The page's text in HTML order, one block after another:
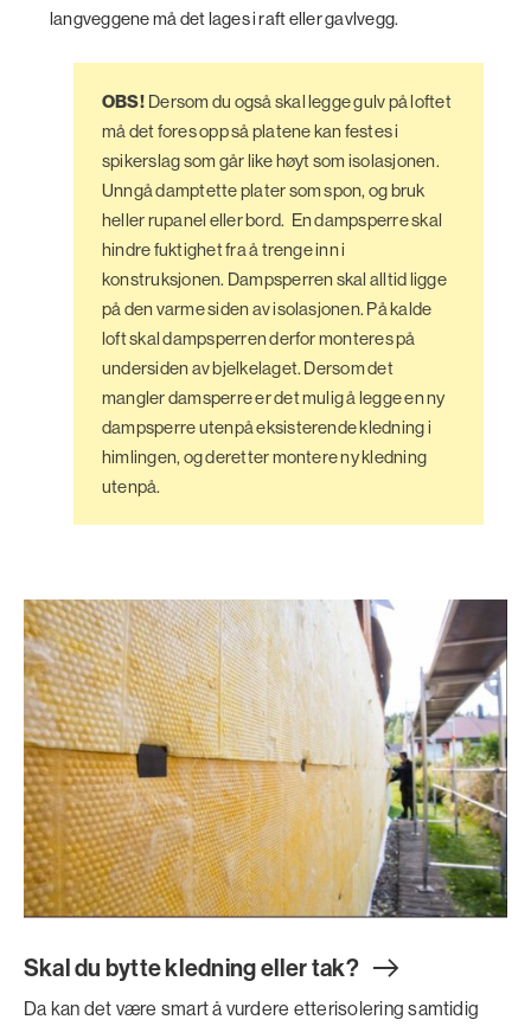
langveggene må det lages i raft eller gavlvegg.
OBS! Dersom du også skal legge gulv på loftet
må det fores opp så platene kan festes i
spikerslag som går like høyt som isolasjonen.
Unngå damptette plater som spon, og bruk
heller rupanel eller bord. En dampsperre skal
hindre fuktighet fra å trenge inn i
konstruksjonen. Dampsperren skal alltid ligge
på den varme siden av isolasjonen. På kalde
loft skal dampsperren derfor monteres på
undersiden av bjelkelaget. Dersom det
mangler damsperre er det mulig å legge en ny
dampsperre utenpå eksisterende kledning i
himlingen, og deretter montere ny kledning
utenpå.
Skal du bytte kledning eller tak?
Da kan det være smart å vurdere etterisolering samtidig